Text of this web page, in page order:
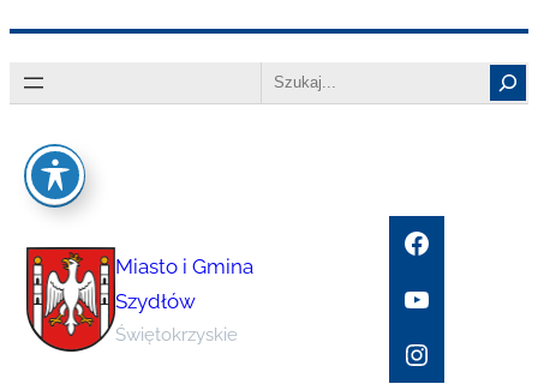
do
Search
Miasto i Gmina
Szydłów
Świętokrzyskie
Facebook
YouTube
Instagram